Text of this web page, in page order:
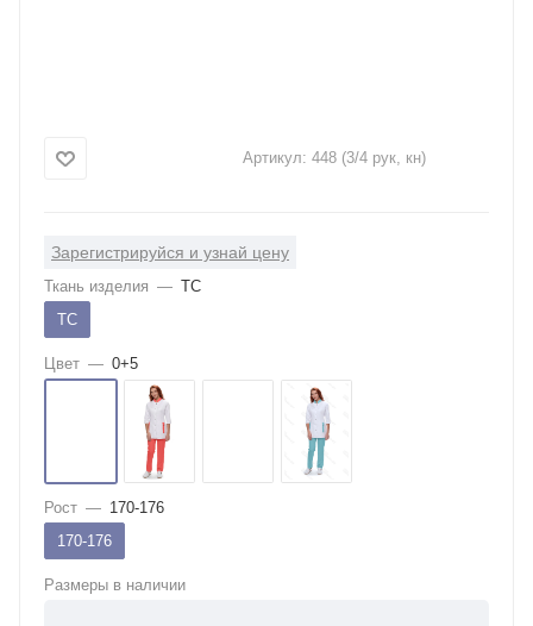
Артикул: 448 (3/4 рук, кн)
Зарегистрируйся и узнай цену
Ткань изделия — ТС
ТС
Цвет — 0+5
Рост — 170-176
170-176
Размеры в наличии